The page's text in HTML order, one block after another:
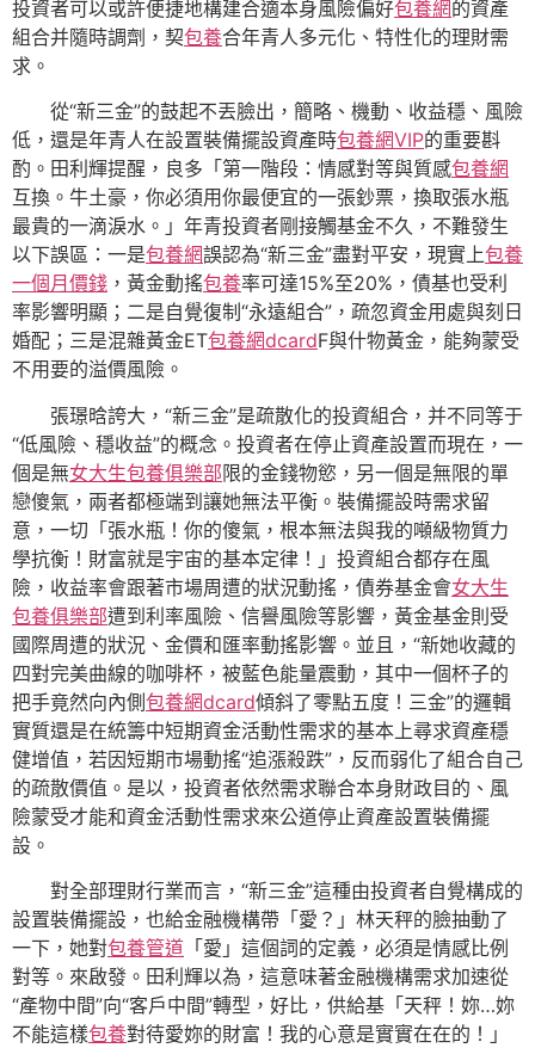
投資者可以或許便捷地構建合適本身風險偏好包養網的資產
組合并隨時調劑，契包養合年青人多元化、特性化的理財需
求。
從“新三金”的鼓起不丟臉出，簡略、機動、收益穩、風險
低，還是年青人在設置裝備擺設資產時包養網VIP的重要斟
酌。田利輝提醒，良多「第一階段：情感對等與質感包養網
互換。牛土豪，你必須用你最便宜的一張鈔票，換取張水瓶
最貴的一滴淚水。」年青投資者剛接觸基金不久，不難發生
以下誤區：一是包養網誤認為“新三金”盡對平安，現實上包養
一個月價錢 ，黃金動搖包養率可達15%至20%，債基也受利
率影響明顯；二是自覺復制“永遠組合”，疏忽資金用處與刻日
婚配；三是混雜黃金ET包養網dcardF與什物黃金，能夠蒙受
不用要的溢價風險。
張璟晗誇大，“新三金”是疏散化的投資組合，并不同等于
“低風險、穩收益”的概念。投資者在停止資產設置而現在，一
個是無女大生包養俱樂部限的金錢物慾，另一個是無限的單
戀傻氣，兩者都極端到讓她無法平衡。裝備擺設時需求留
意，一切「張水瓶！你的傻氣，根本無法與我的噸級物質力
學抗衡！財富就是宇宙的基本定律！」投資組合都存在風
險，收益率會跟著市場周遭的狀況動搖，債券基金會女大生
包養俱樂部遭到利率風險、信譽風險等影響，黃金基金則受
國際周遭的狀況、金價和匯率動搖影響。並且，“新她收藏的
四對完美曲線的咖啡杯，被藍色能量震動，其中一個杯子的
把手竟然向內側包養網dcard傾斜了零點五度！三金”的邏輯
實質還是在統籌中短期資金活動性需求的基本上尋求資產穩
健增值，若因短期市場動搖“追漲殺跌”，反而弱化了組合自己
的疏散價值。是以，投資者依然需求聯合本身財政目的、風
險蒙受才能和資金活動性需求來公道停止資產設置裝備擺
設。
對全部理財行業而言，“新三金”這種由投資者自覺構成的
設置裝備擺設，也給金融機構帶「愛？」林天秤的臉抽動了
一下，她對包養管道 「愛」這個詞的定義，必須是情感比例
對等。來啟發。田利輝以為，這意味著金融機構需求加速從
“產物中間”向“客戶中間”轉型，好比，供給基「天秤！妳…妳
不能這樣包養對待愛妳的財富！我的心意是實實在在的！」